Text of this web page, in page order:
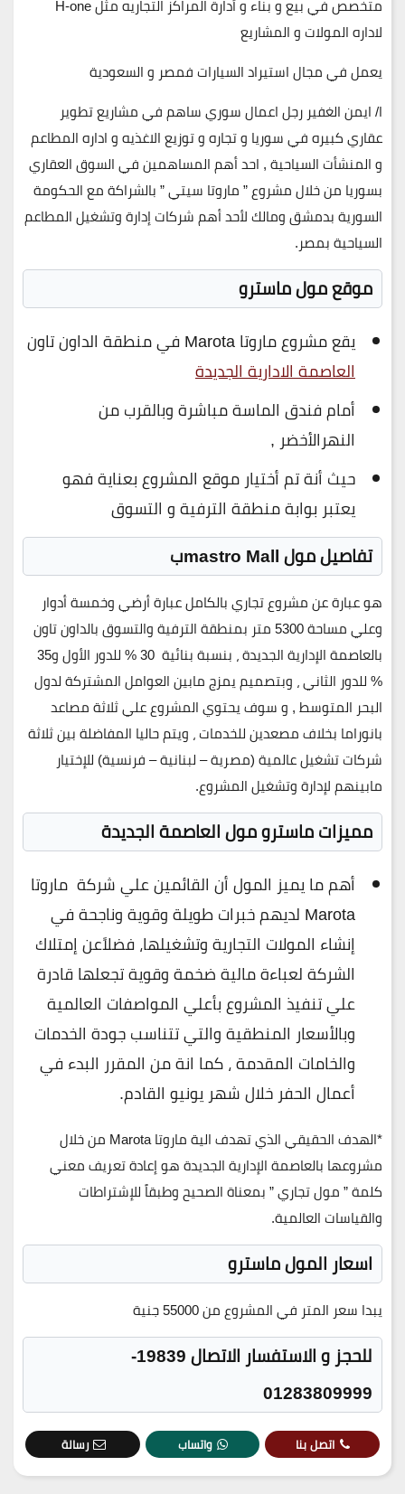
لاداره المولات و المشاريع
يعمل في مجال استيراد السيارات فمصر و السعودية
ا/ ايمن الغفير رجل اعمال سوري ساهم في مشاريع تطوير
عقاري كبيره في سوريا و تجاره و توزيع الاغذيه و اداره المطاعم
و المنشأت السياحية , احد أهم المساهمين في السوق العقاري
بسوريا من خلال مشروع ” ماروتا سيتي ” بالشراكة مع الحكومة
السورية بدمشق ومالك لأحد أهم شركات إدارة وتشغيل المطاعم
السياحية بمصر.
موقع مول ماسترو
يقع مشروع ماروتا Marota في منطقة الداون تاون
العاصمة الادارية الجديدة
أمام فندق الماسة مباشرة وبالقرب من
النهرالأخضر ,
حيث أنة تم أختيار موقع المشروع بعناية فهو
يعتبر بوابة منطقة الترفية و التسوق
تفاصيل مول mastro Mallب
هو عبارة عن مشروع تجاري بالكامل عبارة أرضي وخمسة أدوار
وعلي مساحة 5300 متر بمنطقة الترفية والتسوق بالداون تاون
بالعاصمة الإدارية الجديدة ، بنسبة بنائية 30 % للدور الأول و35
% للدور الثاني ، وبتصميم يمزج مابين العوامل المشتركة لدول
البحر المتوسط , و سوف يحتوي المشروع علي ثلاثة مصاعد
بانوراما بخلاف مصعدين للخدمات ، ويتم حاليا المفاضلة بين ثلاثة
شركات تشغيل عالمية (مصرية – لبنانية – فرنسية) للإختيار
مابينهم لإدارة وتشغيل المشروع.
مميزات ماسترو مول العاصمة الجديدة
أهم ما يميز المول أن القائمين علي شركة ماروتا
Marota لديهم خبرات طويلة وقوية وناجحة في
إنشاء المولات التجارية وتشغيلها، فضلاًعن إمتلاك
الشركة لعباءة مالية ضخمة وقوية تجعلها قادرة
علي تنفيذ المشروع بأعلي المواصفات العالمية
وبالأسعار المنطقية والتي تتناسب جودة الخدمات
والخامات المقدمة ، كما انة من المقرر البدء في
أعمال الحفر خلال شهر يونيو القادم.
*الهدف الحقيقي الذي تهدف الية ماروتا Marota من خلال
مشروعها بالعاصمة الإدارية الجديدة هو إعادة تعريف معني
كلمة ” مول تجاري ” بمعناة الصحيح وطبقاً للإشتراطات
والقياسات العالمية.
اسعار المول ماسترو
يبدا سعر المتر في المشروع من 55000 جنية
للحجز و الاستفسار الاتصال 19839-
01283809999
اتصل بنا واتساب رسالة